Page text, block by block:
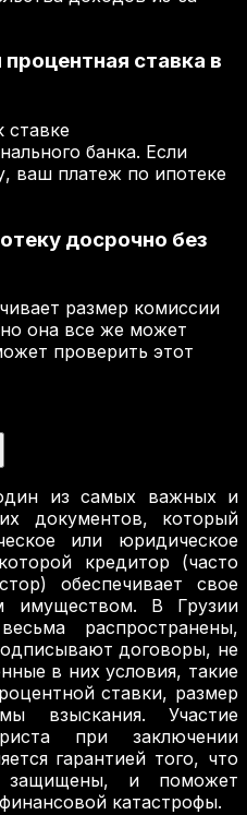
ставка в
ставке
банка. Если
ваш платеж по ипотеке
досрочно без
размер комиссии
она все же может
проверить этот
из самых важных и
документов, который
или юридическое
кредитор (часто
обеспечивает свое
имуществом. В Грузии
распространены,
договоры, не
в них условия, такие
ставки, размер
взыскания. Участие
при заключении
гарантией того, что
защищены, и поможет
катастрофы.